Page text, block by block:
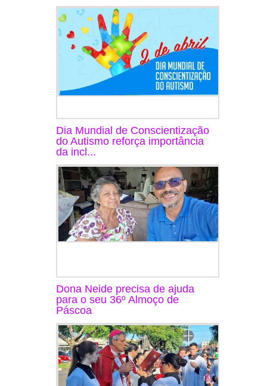
Dia Mundial de Conscientização
do Autismo reforça importância
da incl...
Dona Neide precisa de ajuda
para o seu 36º Almoço de
Páscoa